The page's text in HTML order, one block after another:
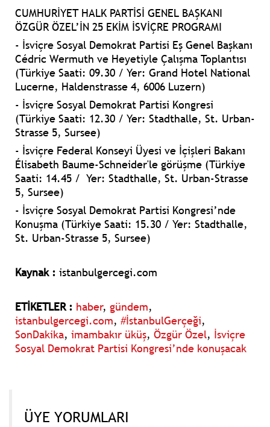
CUMHURİYET HALK PARTİSİ GENEL BAŞKANI
ÖZGÜR ÖZEL’İN 25 EKİM İSVİÇRE PROGRAMI
- İsviçre Sosyal Demokrat Partisi Eş Genel Başkanı
Cédric Wermuth ve Heyetiyle Çalışma Toplantısı
(Türkiye Saati: 09.30 / Yer: Grand Hotel National
Lucerne, Haldenstrasse 4, 6006 Luzern)
- İsviçre Sosyal Demokrat Partisi Kongresi
(Türkiye Saati: 12.30 / Yer: Stadthalle, St. Urban-
Strasse 5, Sursee)
- İsviçre Federal Konseyi Üyesi ve İçişleri Bakanı
Élisabeth Baume-Schneider'le görüşme (Türkiye
Saati: 14.45 / Yer: Stadthalle, St. Urban-Strasse
5, Sursee)
- İsviçre Sosyal Demokrat Partisi Kongresi’nde
Konuşma (Türkiye Saati: 15.30 / Yer: Stadthalle,
St. Urban-Strasse 5, Sursee)
Kaynak : istanbulgercegi.com
ETİKETLER : haber, gündem,
istanbulgercegi.com, #İstanbulGerçeği,
SonDakika, imambakır üküş, Özgür Özel, İsviçre
Sosyal Demokrat Partisi Kongresi’nde konuşacak
ÜYE YORUMLARI